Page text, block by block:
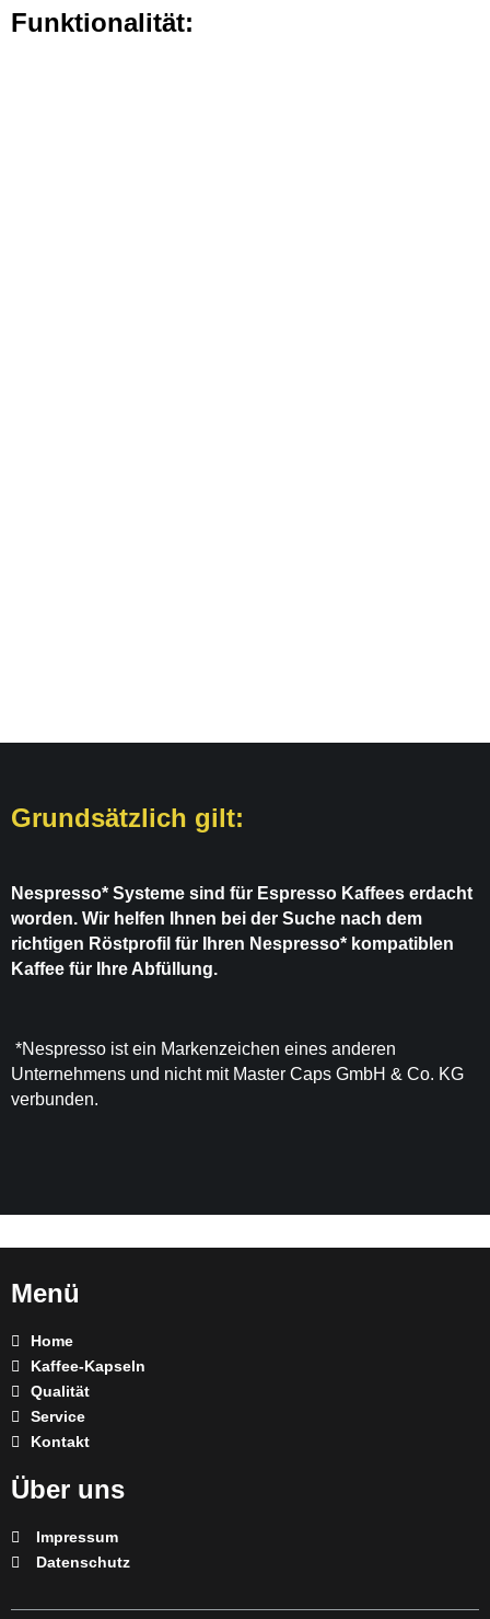
Funktionalität:
Grundsätzlich gilt:
Nespresso* Systeme sind für Espresso Kaffees erdacht
worden. Wir helfen Ihnen bei der Suche nach dem
richtigen Röstprofil für Ihren Nespresso* kompatiblen
Kaffee für Ihre Abfüllung.
*Nespresso ist ein Markenzeichen eines anderen
Unternehmens und nicht mit Master Caps GmbH & Co. KG
verbunden.
Menü
Home
Kaffee-Kapseln
Qualität
Service
Kontakt
Über uns
Impressum
Datenschutz